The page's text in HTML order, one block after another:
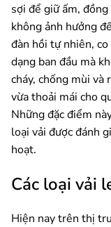
sợi để giữ ấm,
không ảnh hưởng
đàn hồi tự nhiên,
dạng ban đầu mà
cháy, chống mùi
vừa thoải mái cho
Những đặc điểm
loại vải được đánh
hoạt.
Các loại vải
Hiện nay trên thị